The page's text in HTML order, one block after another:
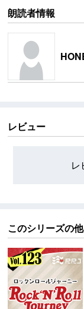
朗読者情報
レビュー
レ
このシリーズの